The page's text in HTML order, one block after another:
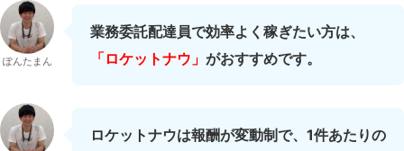
ぽんたまん
業務委託配達員で効率よく稼ぎたい方は、
「ロケットナウ」 がおすすめです。
ロケットナウは報酬が変動制で、1件あたりの